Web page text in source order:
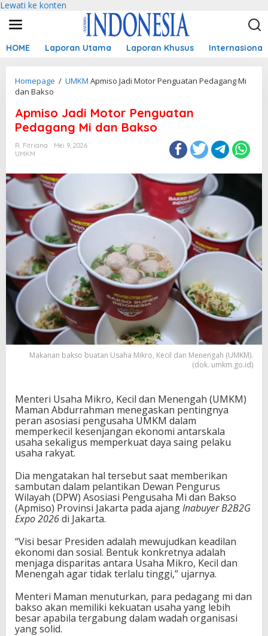
Lewati ke konten
HOME Laporan Utama Laporan Khusus Internasional
Homepage / UMKM Apmiso Jadi Motor Penguatan Pedagang Mi
dan Bakso
Apmiso Jadi Motor Penguatan
Pedagang Mi dan Bakso
R. Fitriana
Mei 9, 2026
UMKM
Makanan bakso buatan Usaha Mikro, Kecil dan Menengah (UMKM).
(dok. umkm.go.id)
Menteri Usaha Mikro, Kecil dan Menengah (UMKM)
Maman Abdurrahman menegaskan pentingnya
peran asosiasi pengusaha UMKM dalam
memperkecil kesenjangan ekonomi antarskala
usaha sekaligus memperkuat daya saing pelaku
usaha rakyat.
Dia mengatakan hal tersebut saat memberikan
sambutan dalam pelantikan Dewan Pengurus
Wilayah (DPW) Asosiasi Pengusaha Mi dan Bakso
(Apmiso) Provinsi Jakarta pada ajangInabuyer B2B2G
Expo 2026di Jakarta.
“Visi besar Presiden adalah mewujudkan keadilan
ekonomi dan sosial. Bentuk konkretnya adalah
menjaga disparitas antara Usaha Mikro, Kecil dan
Menengah agar tidak terlalu tinggi,” ujarnya.
Menteri Maman menuturkan, para pedagang mi dan
bakso akan memiliki kekuatan usaha yang lebih
besar apabila tergabung dalam wadah organisasi
yang solid.